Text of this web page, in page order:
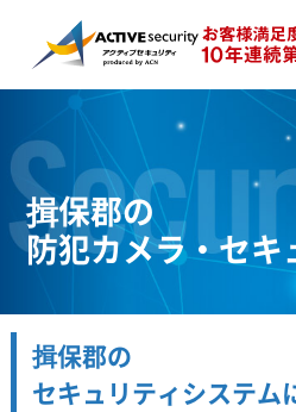
揖保郡の
防犯カメラ・セキ
揖保郡の
セキュリティシステム